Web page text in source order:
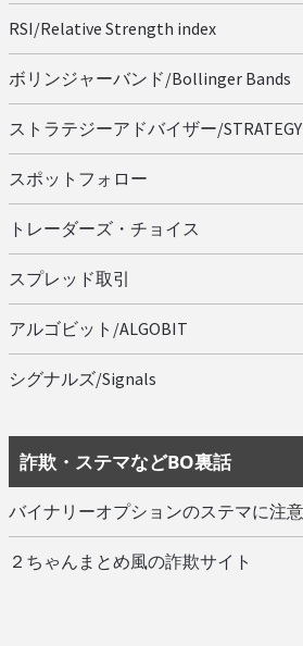
RSI/Relative Strength index
ボリンジャーバンド/Bollinger Bands
ストラテジーアドバイザー/STRATEGY
スポットフォロー
トレーダーズ・チョイス
スプレッド取引
アルゴビット/ALGOBIT
シグナルズ/Signals
詐欺・ステマなどBO裏話
バイナリーオプションのステマに注意
２ちゃんまとめ風の詐欺サイト